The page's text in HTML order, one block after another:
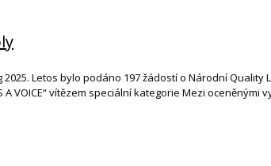
Letos bylo podáno 197 žádostí o Národní Quality
vítězem speciální kategorie Mezi oceněnými